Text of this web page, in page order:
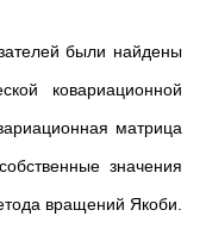
были найдены
ковариационной
матрица
значения
вращений Якоби.